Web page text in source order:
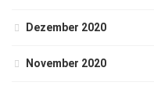
Dezember 2020
November 2020